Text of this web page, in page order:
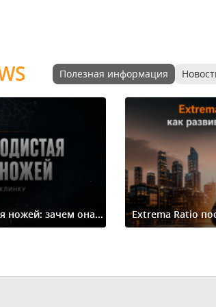
Полезная информация
ножей: зачем она... Extrema Ratio